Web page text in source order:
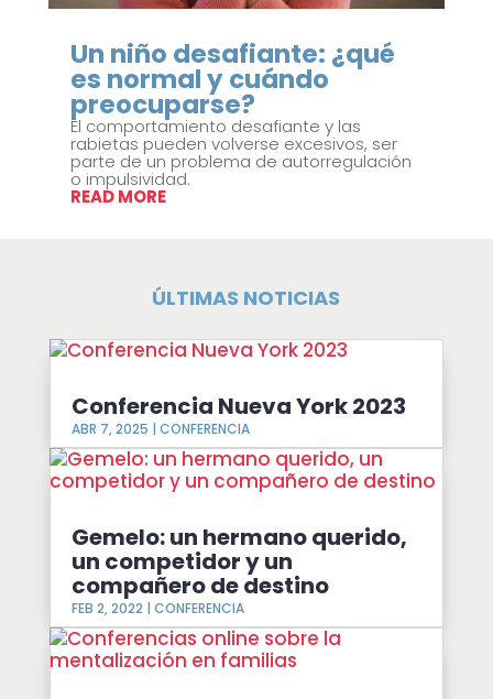
Un niño desafiante: ¿qué
es normal y cuándo
preocuparse?
El comportamiento desafiante y las
rabietas pueden volverse excesivos, ser
parte de un problema de autorregulación
o impulsividad.
READ MORE
ÚLTIMAS NOTICIAS
Conferencia Nueva York 2023
ABR 7, 2025 | CONFERENCIA
Gemelo: un hermano querido,
un competidor y un
compañero de destino
FEB 2, 2022 | CONFERENCIA